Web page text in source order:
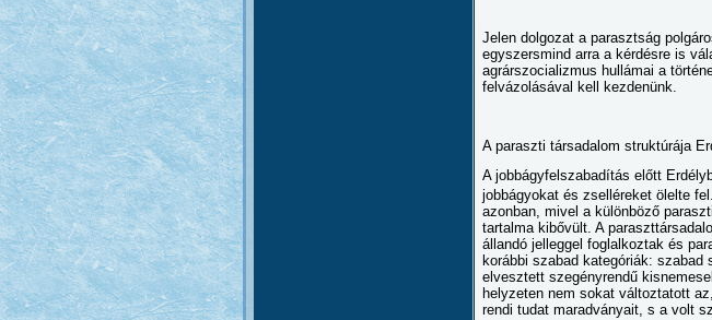
Jelen dolgozat a parasztság
egyszersmind arra a kérdésre is
agrárszocializmus hullámai a
felvázolásával kell kezdenünk.
A paraszti társadalom struktúrája
A jobbágyfelszabadítás előtt
jobbágyokat és zselléreket ölelte
azonban, mivel a különböző
tartalma kibővült. A
állandó jelleggel foglalkoztak és
korábbi szabad kategóriák:
elvesztett szegényrendű
helyzeten nem sokat változtatott
rendi tudat maradványait, s a volt